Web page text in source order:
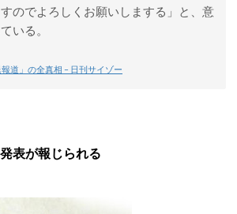
のでよろしくお願いしまする」と、意
いる。
道」の全真相 – 日刊サイゾー
表が報じられる